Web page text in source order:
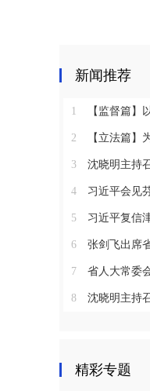
新闻推荐
1 【监督篇】
2 【立法篇】为实
3 沈晓明主持召开2025年度市
4 习近平会见
5 习近平复信
6 张剑飞出席省十
7 省人大常委会机关离
8 沈晓明主持
精彩专题